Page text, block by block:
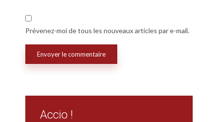
Prévenez-moi de tous les nouveaux articles par e-mail.
Accio !